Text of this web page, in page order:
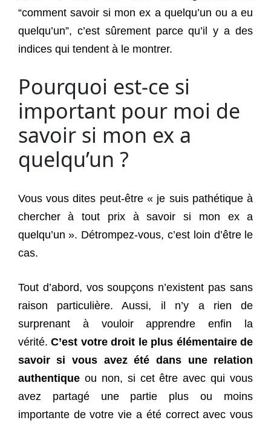
“comment savoir si mon ex a quelqu’un ou a eu
quelqu’un”, c’est sûrement parce qu’il y a des
indices qui tendent à le montrer.
Pourquoi est-ce si
important pour moi de
savoir si mon ex a
quelqu’un ?
Vous vous dites peut-être « je suis pathétique à
chercher à tout prix à savoir si mon ex a
quelqu’un ». Détrompez-vous, c’est loin d’être le
cas.
Tout d’abord, vos soupçons n’existent pas sans
raison particulière. Aussi, il n’y a rien de
surprenant à vouloir apprendre enfin la
vérité.C’est votre droit le plus élémentaire de
savoir si vous avez été dans une relation
authentiqueou non, si cet être avec qui vous
avez partagé une partie plus ou moins
importante de votre vie a été correct avec vous